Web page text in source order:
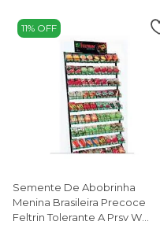
11% OFF
Semente De Abobrinha
Menina Brasileira Precoce
Feltrin Tolerante A Prsv W